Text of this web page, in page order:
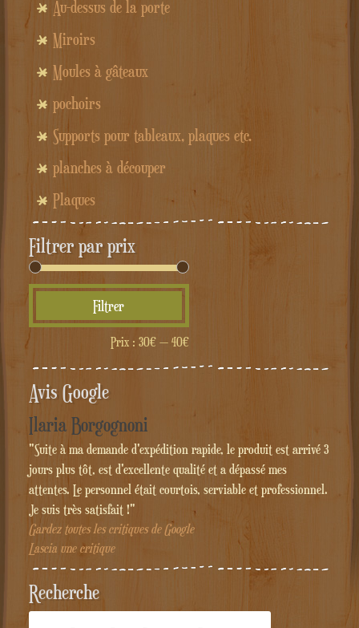
Au-dessus de la porte
Miroirs
Moules à gâteaux
pochoirs
Supports pour tableaux, plaques etc.
planches à découper
Plaques
Filtrer par prix
min
max
Filtrer
Prix : 30€— 40€
Avis Google
Ilaria Borgognoni
"Suite à ma demande d'expédition rapide, le produit est arrivé 3
jours plus tôt, est d'excellente qualité et a dépassé mes
attentes. Le personnel était courtois, serviable et professionnel.
Je suis très satisfait !"
Gardez toutes les critiques de Google
Lascia une critique
Recherche
Recherche